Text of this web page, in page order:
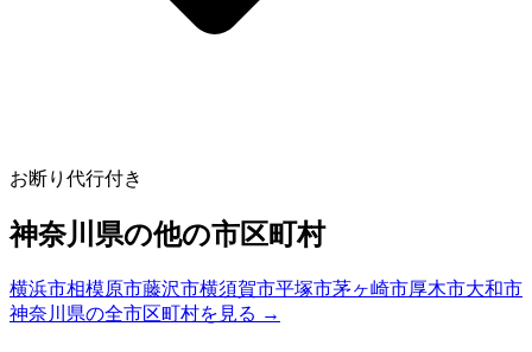
お断り代行付き
神奈川県の他の市区町村
横浜市相模原市藤沢市横須賀市平塚市茅ヶ崎市厚木市大和市
神奈川県の全市区町村を見る →